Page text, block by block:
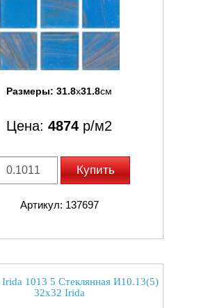
Размеры: 31.8x31.8см
Цена: 4874 р/м2
Купить
Артикул: 137697
1013 5 Стеклянная И10.13(5)
32x32 Irida